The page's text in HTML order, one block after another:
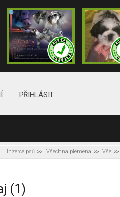
PŘIHLÁSIT
Inzerce psů Všechna plemena Vše
(1)